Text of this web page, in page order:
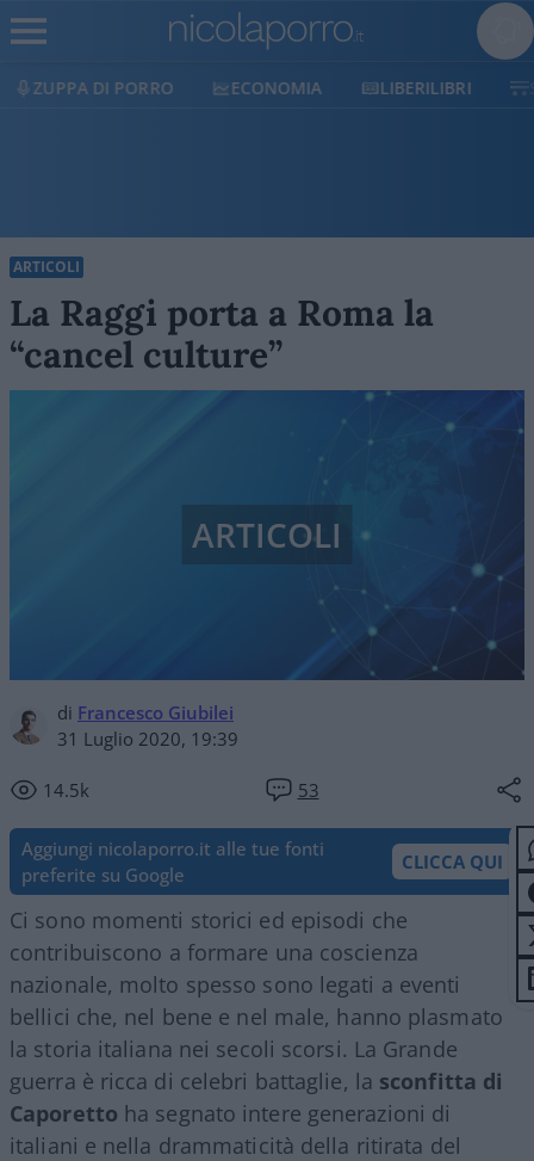
ECONOMIA LIBERILIBRI SHOP SOSTIENICI
ARTICOLI
La Raggi porta a Roma la
“cancel culture”
di Francesco Giubilei
31 Luglio 2020, 19:39
14.5k 53
ARTICOLI
Aggiungi nicolaporro.it alle tue fonti
preferite su Google
CLICCA QUI
Ci sono momenti storici ed episodi che
contribuiscono a formare una coscienza
nazionale, molto spesso sono legati a eventi
bellici che, nel bene e nel male, hanno plasmato
la storia italiana nei secoli scorsi. La Grande
guerra è ricca di celebri battaglie, la sconfitta di
Caporetto ha segnato intere generazioni di
italiani e nella drammaticità della ritirata del